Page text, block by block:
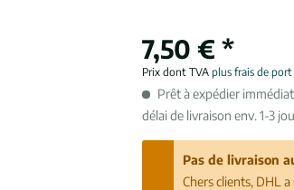
7,50 € *
Prix dont TVAplus frais de port
Prêt à expédier
délai de livraison env. 1-3
Pas de livraison
Chers clients, DHL